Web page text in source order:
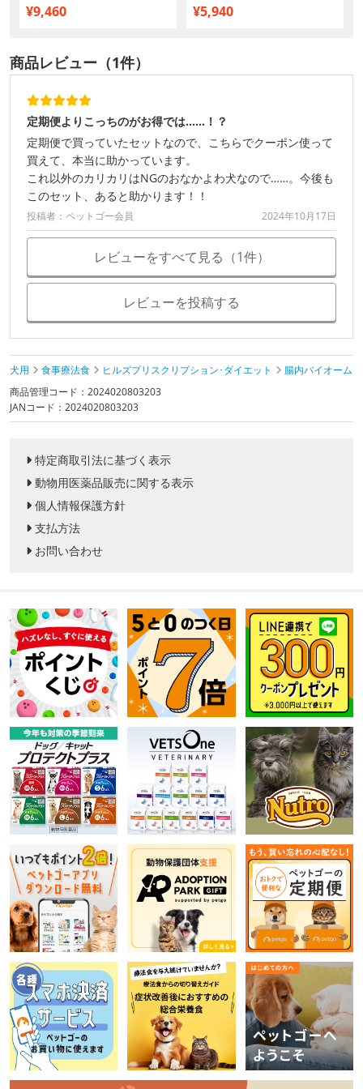
¥9,460 ¥5,940
商品レビュー（1件）
定期便よりこっちのがお得では……！？
定期便で買っていたセットなので、こちらでクーポン使って
買えて、本当に助かっています。
これ以外のカリカリはNGのおなかよわ犬なので……。今後も
このセット、あると助かります！！
投稿者：ペットゴー会員 2024年10月17日
レビューをすべて見る（1件）
レビューを投稿する
犬用 食事療法食 ヒルズプリスクリプション･ダイエット
腸内バイオーム
商品管理コード：2024020803203
JANコード：2024020803203
特定商取引法に基づく表示
動物用医薬品販売に関する表示
個人情報保護方針
支払方法
お問い合わせ